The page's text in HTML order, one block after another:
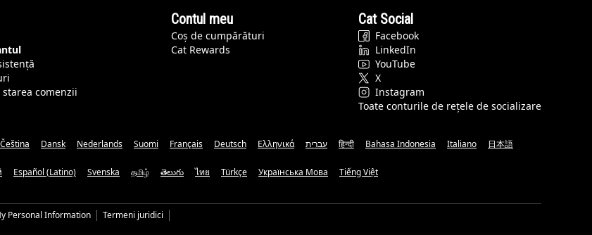
comenzii
Contul meu
Coș de cumpărături
Cat Rewards
Cat Social
Facebook
LinkedIn
YouTube
X
Instagram
Toate conturile de rețele de socializare
Čeština Dansk Nederlands Suomi Français Deutsch Ελληνικά עברית हिन्दी Bahasa Indonesia Italiano 日本語
Español (Latino) Svenska தமிழ் తెలుగు ไทย Türkçe Українська Мова Tiếng Việt
Personal Information Termeni juridici